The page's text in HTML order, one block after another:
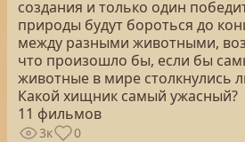
создания и только один
природы будут бороться до
между разными животными,
что произошло бы, если бы
животные в мире столкнулись
Какой хищник самый ужасный?
11 фильмов
3к 0